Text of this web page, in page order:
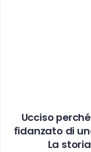
Ucciso
fidanzato di
La